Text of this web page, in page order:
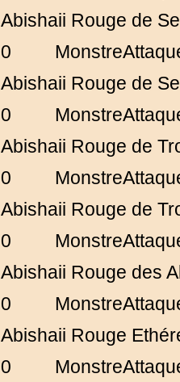
Abishaii Rouge
0
Abishaii Rouge
0
Abishaii Rouge de
0
Abishaii Rouge de
0
Abishaii Rouge
0
Abishaii Rouge
0